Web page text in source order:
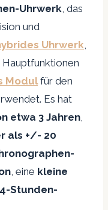
Uhrwerk, das
und
Uhrwerk,
Hauptfunktionen
Modulfür den
Es hat
etwa 3 Jahren,
als +/- 20
, eine kleine
Stunden-